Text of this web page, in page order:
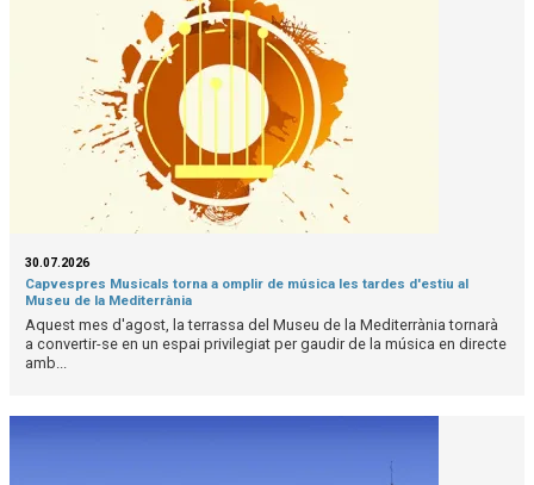
30.07.2026
Capvespres Musicals torna a omplir de música les tardes d'estiu al
Museu de la Mediterrània
Aquest mes d'agost, la terrassa del Museu de la Mediterrània tornarà
a convertir-se en un espai privilegiat per gaudir de la música en directe
amb...